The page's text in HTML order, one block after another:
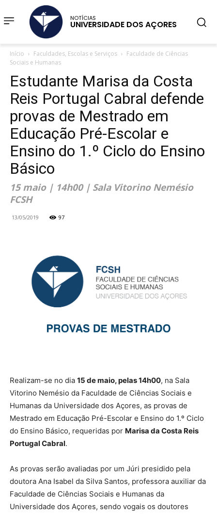
NOTÍCIAS
UNIVERSIDADE DOS AÇORES
Início Faculdades, Escolas e Serviços
Faculdade de Ciências
Sociais e Humanas
Estudante Marisa da Costa
Reis Portugal Cabral defende
provas de Mestrado em
Educação Pré-Escolar e
Ensino do 1.º Ciclo do Ensino
Básico
15 maio | 14h00 | Sala Vitorino Nemésio
FCSH
13/05/2019 97
Realizam-se no dia 15 de maio, pelas 14h00, na Sala
Vitorino Nemésio da Faculdade de Ciências Sociais e
Humanas da Universidade dos Açores, as provas de
Mestrado em Educação Pré-Escolar e Ensino do 1.º Ciclo
do Ensino Básico, requeridas por Marisa da Costa Reis
Portugal Cabral.
As provas serão avaliadas por um Júri presidido pela
doutora Ana Isabel da Silva Santos, professora auxiliar da
Faculdade de Ciências Sociais e Humanas da
Universidade dos Açores, sendo vogais os doutores